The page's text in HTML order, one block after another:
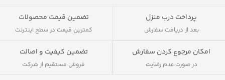
پرداخت درب منزل
بعد از دریافت سفارش
تضمین قیمت محصولات
کمترین قیمت در سطح اینترنت
امکان مرجوع کردن سفارش
در صورت عدم رضایت
تضمین کیفیت و اصالت
فروش مستقیم از شرکت